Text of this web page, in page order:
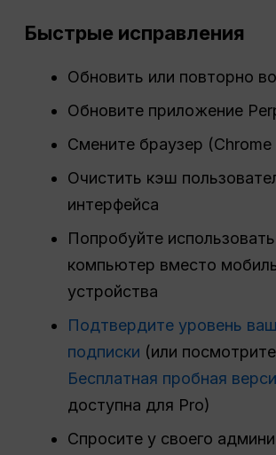
Быстрые исправления
Обновить или повторно
Обновите приложение
Смените браузер (Chrome
Очистить кэш
интерфейса
Попробуйте
компьютер вместо
устройства
Подтвердите уровень
подписки (или
Бесплатная пробная
доступна для Pro)
Спросите у своего